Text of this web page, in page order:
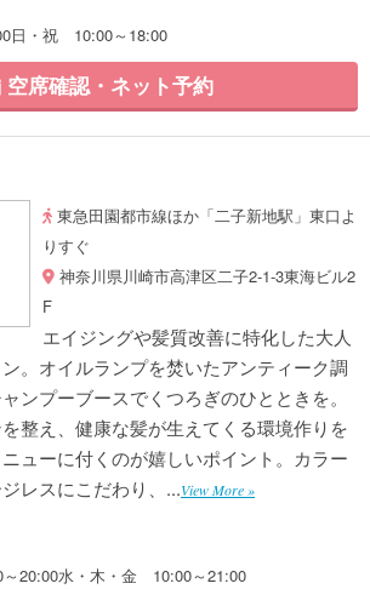
日・祝 10:00～18:00
空席確認・ネット予約
東急田園都市線ほか「二子新地駅」東口よ
りすぐ
神奈川県川崎市高津区二子2-1-3東海ビル2
F
エイジングや髪質改善に特化した大人
。オイルランプを焚いたアンティーク調
ンプーブースでくつろぎのひとときを。
整え、健康な髪が生えてくる環境作りを
ューに付くのが嬉しいポイント。カラー
レスにこだわり、...View More »
20:00水・木・金 10:00～21:00